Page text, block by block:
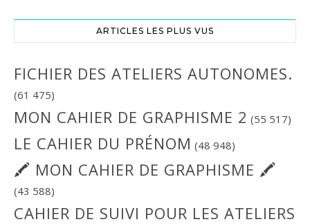
ARTICLES LES PLUS VUS
FICHIER DES ATELIERS AUTONOMES.
(61 475)
MON CAHIER DE GRAPHISME 2 (55 517)
LE CAHIER DU PRÉNOM (48 948)
🖍 MON CAHIER DE GRAPHISME 🖍
(43 588)
CAHIER DE SUIVI POUR LES ATELIERS